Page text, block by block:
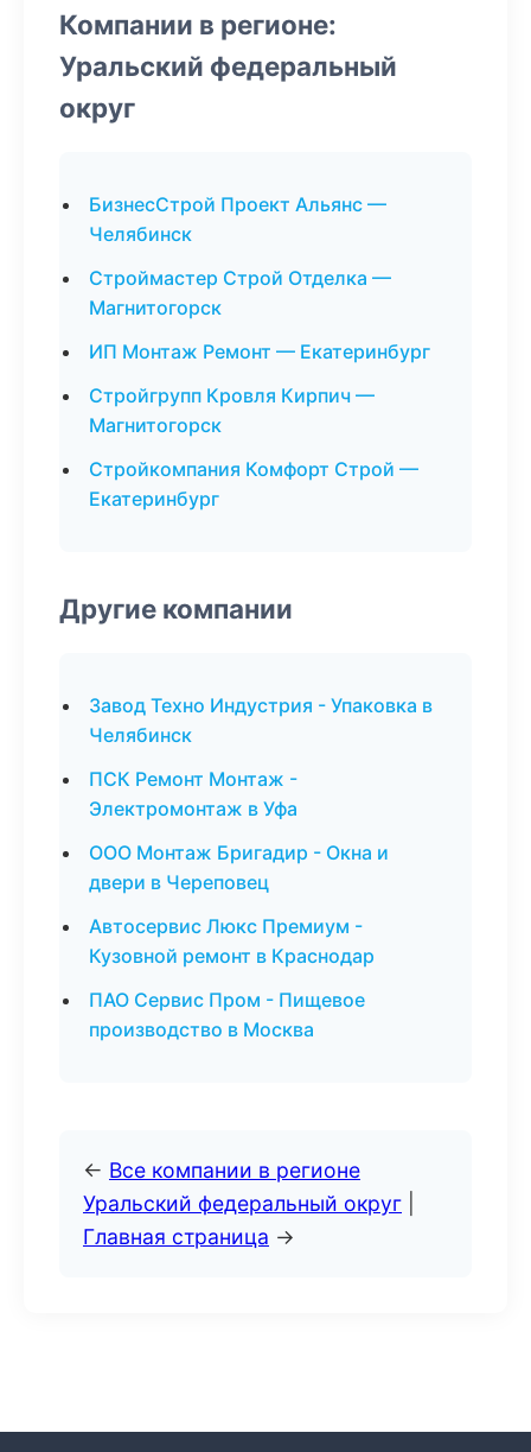
Компании в регионе:
Уральский федеральный
округ
БизнесСтрой Проект Альянс —
Челябинск
Строймастер Строй Отделка —
Магнитогорск
ИП Монтаж Ремонт — Екатеринбург
Стройгрупп Кровля Кирпич —
Магнитогорск
Стройкомпания Комфорт Строй —
Екатеринбург
Другие компании
Завод Техно Индустрия - Упаковка в
Челябинск
ПСК Ремонт Монтаж -
Электромонтаж в Уфа
ООО Монтаж Бригадир - Окна и
двери в Череповец
Автосервис Люкс Премиум -
Кузовной ремонт в Краснодар
ПАО Сервис Пром - Пищевое
производство в Москва
← Все компании в регионе
Уральский федеральный округ
Главная страница →